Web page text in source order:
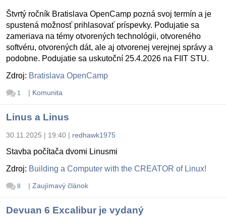
Štvrtý ročník Bratislava OpenCamp pozná svoj termín a je
spustená možnosť prihlasovať príspevky. Podujatie sa
zameriava na témy otvorených technológii, otvoreného
softvéru, otvorených dát, ale aj otvorenej verejnej správy a
podobne. Podujatie sa uskutoční 25.4.2026 na FIIT STU.
Zdroj: Bratislava OpenCamp
1 | Komunita
Linus a Linus
30.11.2025 | 19:40 | redhawk1975
Stavba počítača dvomi Linusmi
Zdroj: Building a Computer with the CREATOR of Linux!
8 | Zaujímavý článok
Devuan 6 Excalibur je vydaný